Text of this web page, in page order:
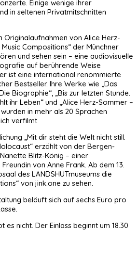
Einige wenige ihrer
in seltenen Privatmitschnitten
Originalaufnahmen von Alice Herz-
Compositions“ der Münchner
und sehen sein – eine audiovisuelle
auf berührende Weise
ist eine international renommierte
Bestseller. Ihre Werke wie „Das
Biographie“, „Bis zur letzten Stunde.
ihr Leben“ und „Alice Herz-Sommer –
in mehr als 20 Sprachen
verfilmt.
„Mit dir steht die Welt nicht still.
erzählt von der Bergen-
Blitz-König – einer
von Anne Frank. Ab dem 13.
des LANDSHUTmuseums die
von jink.one zu sehen.
beläuft sich auf sechs Euro pro
es nicht. Der Einlass beginnt um 18.30